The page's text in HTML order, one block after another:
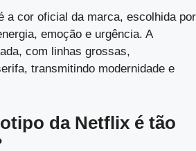
a cor oficial da marca, escolhida por
emoção e urgência. A
com linhas grossas,
transmitindo modernidade e
da Netflix é tão